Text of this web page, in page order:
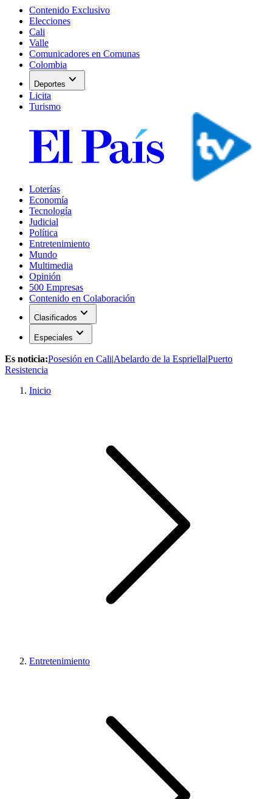
Contenido Exclusivo
Elecciones
Cali
Valle
Comunicadores en Comunas
Colombia
Deportes expand_more
Licita
Turismo
Loterías
Economía
Tecnología
Judicial
Política
Entretenimiento
Mundo
Multimedia
Opinión
500 Empresas
Contenido en Colaboración
Clasificados expand_more
Especiales expand_more
Es noticia:Posesión en Cali|Abelardo de la Espriella|Puerto
Resistencia
Inicio
Entretenimiento